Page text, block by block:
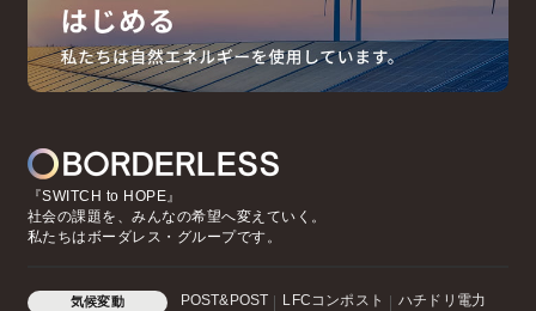
『SWITCH to HOPE』
社会の課題を、みんなの希望へ変えていく。
私たちはボーダレス・グループです。
気候変動 POST&POST LFCコンポスト ハチドリ電力